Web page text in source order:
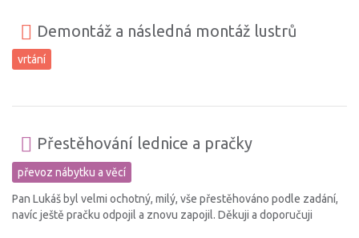
Demontáž a následná montáž lustrů
vrtání
Přestěhování lednice a pračky
převoz nábytku a věcí
Pan Lukáš byl velmi ochotný, milý, vše přestěhováno podle zadání,
navíc ještě pračku odpojil a znovu zapojil. Děkuji a doporučuji